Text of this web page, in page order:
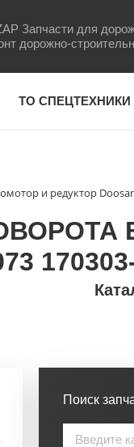
Запчасти для
дорожно-
ТО СПЕЦТЕХНИКИ
и редуктор
Поиск